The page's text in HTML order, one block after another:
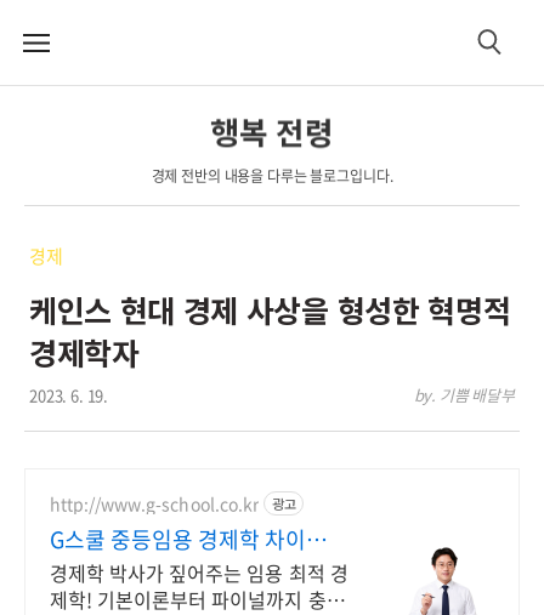
메
검
행복 전령
경제 전반의 내용을 다루는 블로그입니다.
경제
케인스 현대 경제 사상을 형성한 혁명적
경제학자
2023. 6. 19. by. 기쁨 배달부
http://www.g-school.co.kr 광고
G스쿨 중등임용 경제학 차이를
만드는 강의
경제학 박사가 짚어주는 임용 최적 경
제학! 기본이론부터 파이널까지 충분